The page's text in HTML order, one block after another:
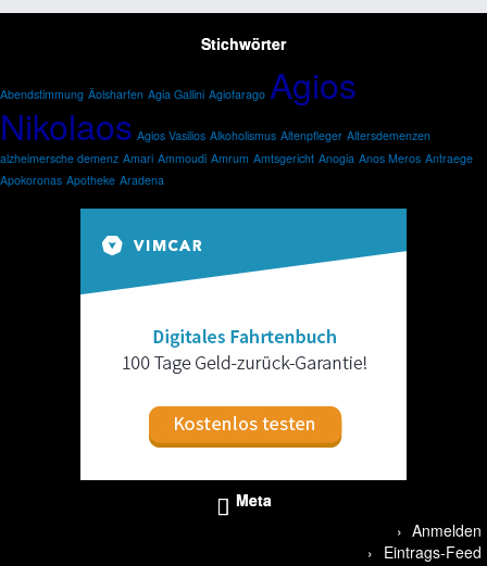
Stichwörter
Abendstimmung Äolsharfen Agia Gallini Agiofarago Agios
Nikolaos Agios Vasilios Alkoholismus Altenpfleger Altersdemenzen
alzheimersche demenz Amari Ammoudi Amrum Amtsgericht Anogia Anos Meros Antraege
Apokoronas Apotheke Aradena
Meta
Anmelden
Eintrags-Feed